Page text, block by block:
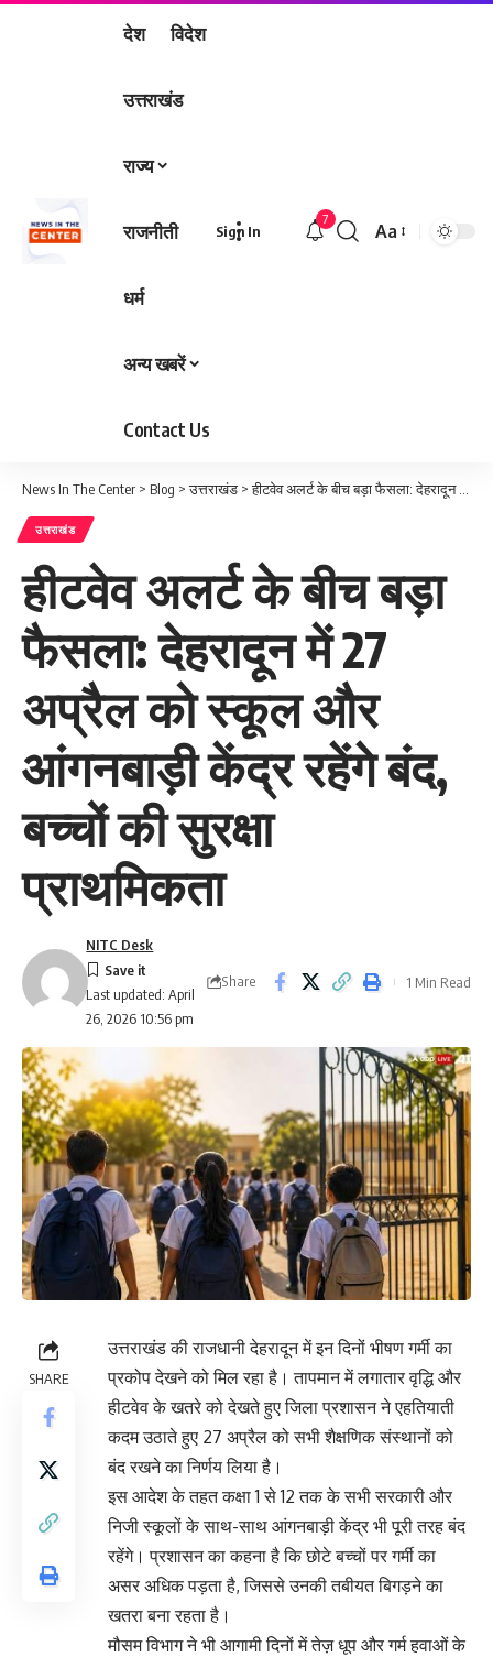
देश विदेश
उत्तराखंड
राज्य
राजनीती
धर्म
अन्य खबरें
Contact Us
Sign In
7
Font
Aa
News In The Center > Blog >उत्तराखंड >हीटवेव अलर्ट के बीच बड़ा फैसला: देहरादून में 27 अप्रैल को स्कूल और आंगनबाड़ी केंद्र रहेंगे बंद, बच्चों की सुरक्षा प्राथमिकता
उत्तराखंड
हीटवेव अलर्ट के बीच बड़ा
फैसला: देहरादून में 27
अप्रैल को स्कूल और
आंगनबाड़ी केंद्र रहेंगे बंद,
बच्चों की सुरक्षा
प्राथमिकता
Last updated: April
26, 2026 10:56 pm
NITC Desk
Share 1 Min Read
SHARE
उत्तराखंड की राजधानी देहरादून में इन दिनों भीषण गर्मी का
प्रकोप देखने को मिल रहा है। तापमान में लगातार वृद्धि और
हीटवेव के खतरे को देखते हुए जिला प्रशासन ने एहतियाती
कदम उठाते हुए 27 अप्रैल को सभी शैक्षणिक संस्थानों को
बंद रखने का निर्णय लिया है।
इस आदेश के तहत कक्षा 1 से 12 तक के सभी सरकारी और
निजी स्कूलों के साथ-साथ आंगनबाड़ी केंद्र भी पूरी तरह बंद
रहेंगे। प्रशासन का कहना है कि छोटे बच्चों पर गर्मी का
असर अधिक पड़ता है, जिससे उनकी तबीयत बिगड़ने का
खतरा बना रहता है।
मौसम विभाग ने भी आगामी दिनों में तेज़ धूप और गर्म हवाओं के